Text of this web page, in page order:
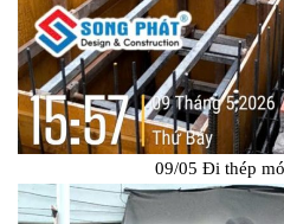
09/05 Đi thép